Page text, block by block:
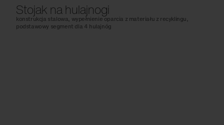
Stojak na hulajnogi
konstrukcja stalowa, wypełnienie oparcia z materiału z recyklingu,
podstawowy segment dla 4 hulajnóg